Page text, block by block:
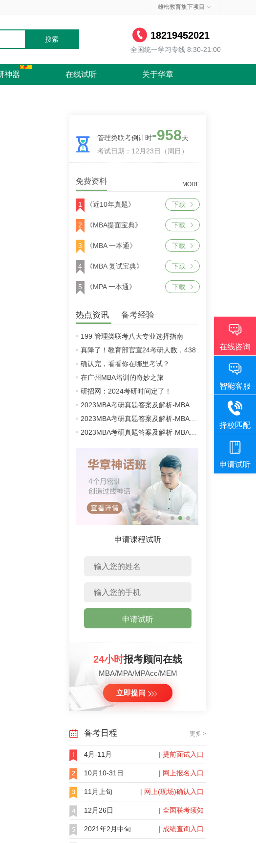
雄松教育旗下项目
搜索 18219452021
全国统一学习专线 8:30-21:00
神器 在线试听 关于华章
管理类联考倒计时-958天
考试日期：12月23日（周日）
免费资料 MORE
1 《近10年真题》 下载
2 《MBA提面宝典》 下载
3 《MBA 一本通》 下载
4 《MBA 复试宝典》 下载
5 《MPA 一本通》 下载
热点资讯 备考经验
199 管理类联考八大专业选择指南
真降了！教育部官宣24考研人数，438万！
确认完，看看你在哪里考试？
在广州MBA培训的奇妙之旅
研招网：2024考研时间定了！
2023MBA考研真题答案及解析-MBA英语二真题解析（雄松华章文字版）
2023MBA考研真题答案及解析-MBA数学真题解析（雄松华章文字版）
2023MBA考研真题答案及解析-MBA逻辑真题解析（雄松华章文字版）
申请课程试听
申请试听
24小时报考顾问在线
MBA/MPA/MPAcc/MEM
立即提问
备考日程 更多 >
4月-11月 | 提前面试入口
10月10-31日 | 网上报名入口
11月上旬 | 网上(现场)确认入口
12月26日 | 全国联考须知
2021年2月中旬 | 成绩查询入口